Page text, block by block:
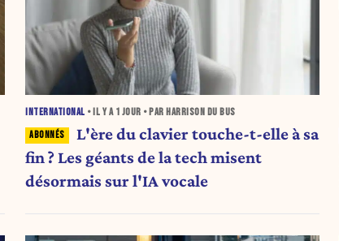
INTERNATIONAL • IL Y A 1 JOUR • PAR HARRISON DU BUS
L'ère du clavier touche-t-elle à sa
fin ? Les géants de la tech misent
désormais sur l'IA vocale